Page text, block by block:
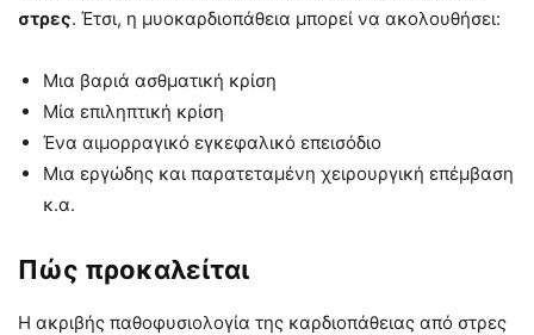
στρες. Έτσι, η μυοκαρδιοπάθεια μπορεί να ακολουθήσει:
Μια βαριά ασθματική κρίση
Μία επιληπτική κρίση
Ένα αιμορραγικό εγκεφαλικό επεισόδιο
Μια εργώδης και παρατεταμένη χειρουργική επέμβαση
κ.α.
Πώς προκαλείται
Η ακριβής παθοφυσιολογία της καρδιοπάθειας από στρες